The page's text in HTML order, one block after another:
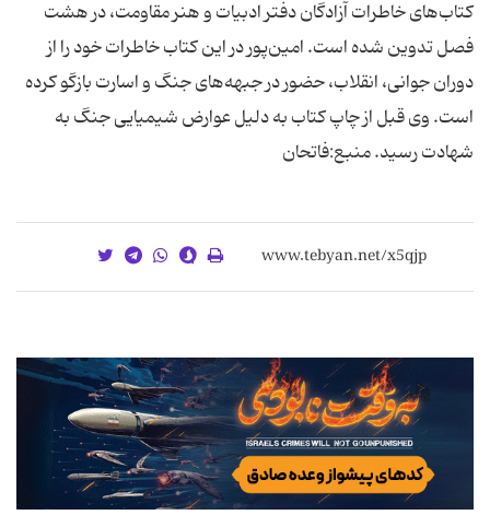
کتاب‌های خاطرات آزادگان دفتر ادبیات و هنر مقاومت، در هشت
فصل تدوین شده است. امین‌پور در این کتاب خاطرات خود را از
دوران جوانی، انقلاب، حضور در جبهه‌های جنگ و اسارت بازگو کرده
است. وی قبل از چاپ کتاب به دلیل عوارض شیمیایی جنگ به
شهادت رسید. منبع:فاتحان